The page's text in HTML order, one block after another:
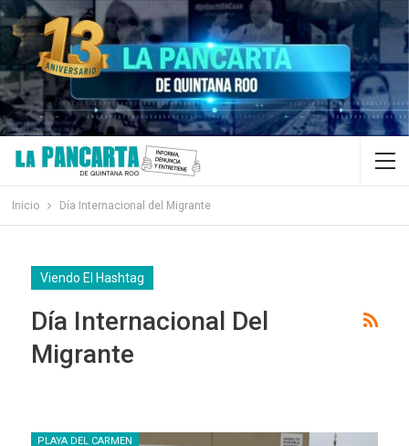
Inicio Día Internacional del Migrante
Viendo El Hashtag
Día Internacional Del
Migrante
PLAYA DEL CARMEN